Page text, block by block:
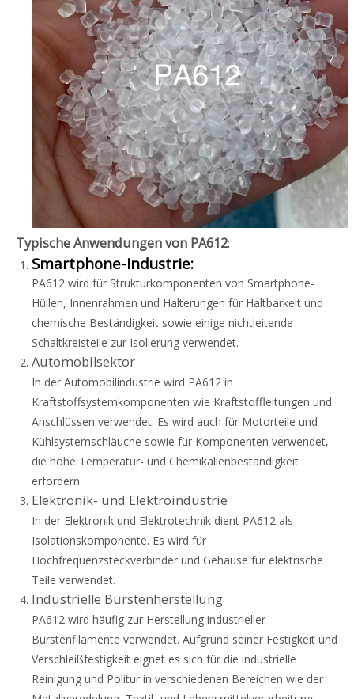
Typische Anwendungen von PA612:
Smartphone-Industrie:
PA612 wird für Strukturkomponenten von Smartphone-
Hüllen, Innenrahmen und Halterungen für Haltbarkeit und
chemische Beständigkeit sowie einige nichtleitende
Schaltkreisteile zur Isolierung verwendet.
Automobilsektor
In der Automobilindustrie wird PA612 in
Kraftstoffsystemkomponenten wie Kraftstoffleitungen und
Anschlüssen verwendet. Es wird auch für Motorteile und
Kühlsystemschläuche sowie für Komponenten verwendet,
die hohe Temperatur- und Chemikalienbeständigkeit
erfordern.
Elektronik- und Elektroindustrie
In der Elektronik und Elektrotechnik dient PA612 als
Isolationskomponente. Es wird für
Hochfrequenzsteckverbinder und Gehäuse für elektrische
Teile verwendet.
Industrielle Bürstenherstellung
PA612 wird häufig zur Herstellung industrieller
Bürstenfilamente verwendet. Aufgrund seiner Festigkeit und
Verschleißfestigkeit eignet es sich für die industrielle
Reinigung und Politur in verschiedenen Bereichen wie der